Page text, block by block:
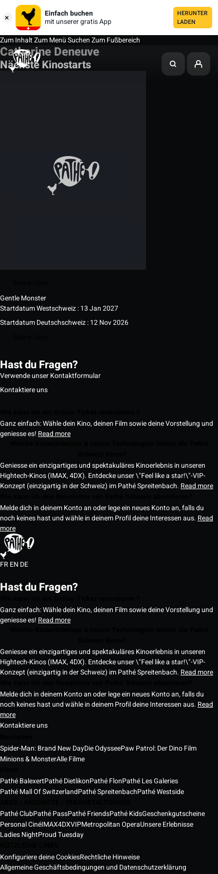
Einfach buchen
mit unserer gratis App
HERUNTER
LADEN
Zum InhaltZum MenüSuchenZum Fußbereich
Catherine Deneuve
Nächste Kinostarts
Gentle Monster
Startdatum Westschweiz : 13 Jan 2027
Startdatum Deutschschweiz : 12 Nov 2026
Hast du Fragen?
Verwende unser Kontaktformular
Kontaktiere uns
Ganz einfach: Wähle dein Kino, deinen Film sowie deine Vorstellung und
geniesse es! Read more
Geniesse ein einzigartiges und spektakuläres Kinoerlebnis in unseren
Hightech-Kinos (IMAX, 4DX). Entdecke unser \"Feel like a star!\"-VIP-
Konzept (einzigartig in der Schweiz) im Pathé Spreitenbach. Read more
Melde dich in deinem Konto an oder lege ein neues Konto an, falls du
noch keines hast und wähle in deinem Profil deine Interessen aus. Read
more
FREN DE
Hast du Fragen?
Ganz einfach: Wähle dein Kino, deinen Film sowie deine Vorstellung und
geniesse es! Read more
Geniesse ein einzigartiges und spektakuläres Kinoerlebnis in unseren
Hightech-Kinos (IMAX, 4DX). Entdecke unser \"Feel like a star!\"-VIP-
Konzept (einzigartig in der Schweiz) im Pathé Spreitenbach. Read more
Melde dich in deinem Konto an oder lege ein neues Konto an, falls du
noch keines hast und wähle in deinem Profil deine Interessen aus. Read
more
Kontaktiere uns
Spider-Man: Brand New DayDie OdysseePaw Patrol: Der Dino Film
Minions & MonsterAlle Filme
Pathé BalexertPathé DietlikonPathé FlonPathé Les Galeries
Pathé Mall Of SwitzerlandPathé SpreitenbachPathé Westside
Pathé ClubPathé PassPathé FriendsPathé KidsGeschenkgutscheine
Personal CinéIMAX4DXVIPMetropolitan OperaUnsere Erlebnisse
Ladies NightProud Tuesday
Konfiguriere deine CookiesRechtliche Hinweise
Allgemeine Geschäftsbedingungen und Datenschutzerklärung